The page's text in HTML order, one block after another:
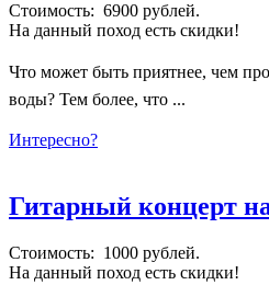
Стоимость: 6900 рублей.
На данный поход есть скидки!
Что может быть приятнее, чем
воды? Тем более, что ...
Интересно?
Гитарный концерт
Стоимость: 1000 рублей.
На данный поход есть скидки!